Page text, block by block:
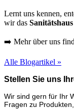
Lernt uns kennen,
wir das
➡️ Mehr über uns
Alle Blogartikel »
Stellen Sie uns
Wir sind gern für Ihr
Fragen zu